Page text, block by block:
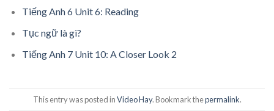
Tiếng Anh 6 Unit 6: Reading
Tục ngữ là gì?
Tiếng Anh 7 Unit 10: A Closer Look 2
This entry was posted inVideo Hay. Bookmark thepermalink.